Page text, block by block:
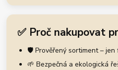
✅ Proč nakupovat
🛡️ Prověřený sortiment – jen
🌱 Bezpečná a ekologická